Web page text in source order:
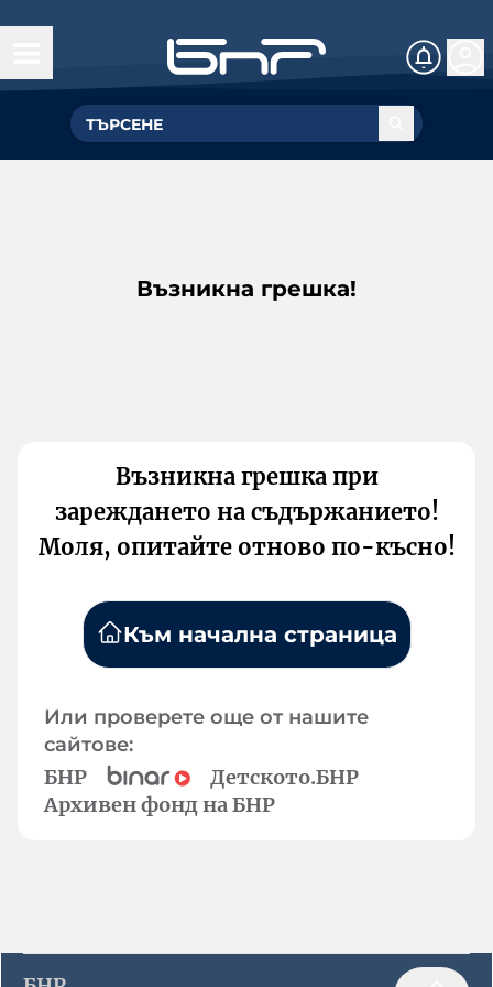
Възникна грешка!
Възникна грешка при
зареждането на съдържанието!
Моля, опитайте отново по-късно!
Към начална страница
Или проверете още от нашите
сайтове:
БНР
Детското.БНР
Архивен фонд на БНР